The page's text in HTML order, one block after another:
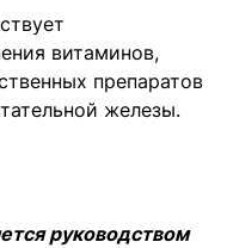
витаминов,
препаратов
железы.
руководством